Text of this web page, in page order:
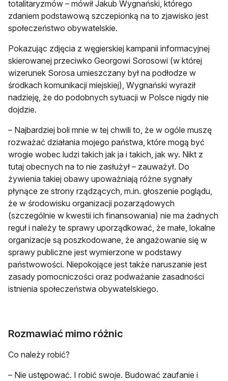
totalitaryzmów – mówił Jakub Wygnański, którego
zdaniem podstawową szczepionką na to zjawisko jest
społeczeństwo obywatelskie.
Pokazując zdjęcia z węgierskiej kampanii informacyjnej
skierowanej przeciwko Georgowi Sorosowi (w której
wizerunek Sorosa umieszczany był na podłodze w
środkach komunikacji miejskiej), Wygnański wyraził
nadzieję, że do podobnych sytuacji w Polsce nigdy nie
dojdzie.
– Najbardziej boli mnie w tej chwili to, że w ogóle muszę
rozważać działania mojego państwa, które mogą być
wrogie wobec ludzi takich jak ja i takich, jak wy. Nikt z
tutaj obecnych na to nie zasłużył – zauważył. Do
żywienia takiej obawy upoważniają różne sygnały
płynące ze strony rządzących, m.in. głoszenie poglądu,
że w środowisku organizacji pozarządowych
(szczególnie w kwestii ich finansowania) nie ma żadnych
reguł i należy te sprawy uporządkować, że małe, lokalne
organizacje są poszkodowane, że angażowanie się w
sprawy publiczne jest wymierzone w podstawy
państwowości. Niepokojące jest także naruszanie jest
zasady pomocniczości oraz podważanie zasadności
istnienia społeczeństwa obywatelskiego.
Rozmawiać mimo różnic
Co należy robić?
– Nie ustępować. I robić swoje. Budować zaufanie i